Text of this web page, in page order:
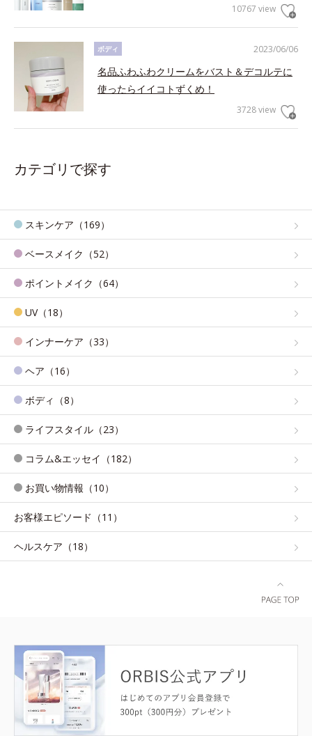
10767 view
2023/06/06
ボディ
名品ふわふわクリームをバスト＆デコルテに
使ったらイイコトずくめ！
3728 view
カテゴリで探す
スキンケア（169）
ベースメイク（52）
ポイントメイク（64）
UV（18）
インナーケア（33）
ヘア（16）
ボディ（8）
ライフスタイル（23）
コラム&エッセイ（182）
お買い物情報（10）
お客様エピソード（11）
ヘルスケア（18）